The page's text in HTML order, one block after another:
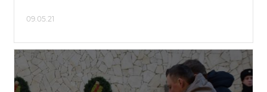
09.05.21